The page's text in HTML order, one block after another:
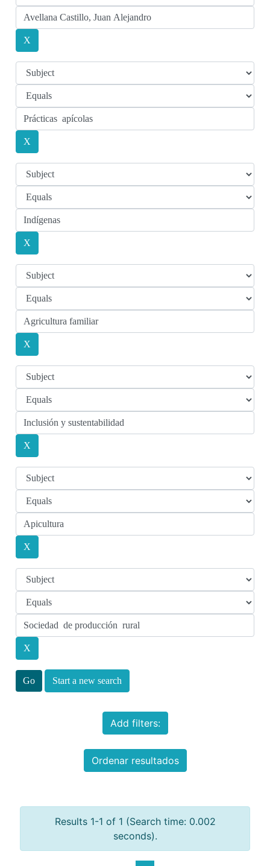
Start a new search
Add filters:
Ordenar resultados
Results 1-1 of 1 (Search time: 0.002
seconds).